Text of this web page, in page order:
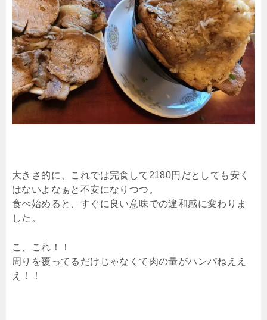
大きさ的に、これでは完食して2180円だとしても安く
はないよなぁと不安になりつつ。
食べ始めると、すぐに良い意味での違和感に変わりま
した。
こ、これ！！
周りを覆ってるだけじゃなくて肉の量がハンパねええ
え！！